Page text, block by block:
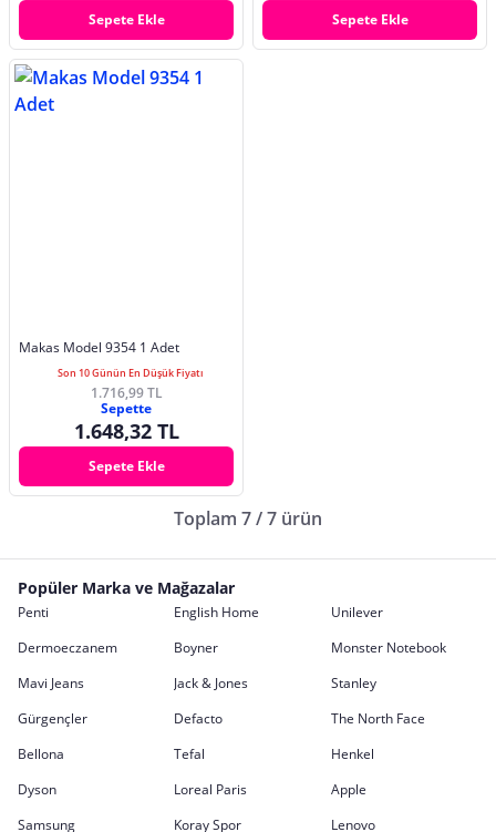
Sepete Ekle
Sepete Ekle
Makas Model 9354 1 Adet
Son 10 Günün En Düşük Fiyatı
1.716,99 TL
Sepette
1.648,32 TL
Sepete Ekle
Toplam 7 / 7 ürün
Popüler Marka ve Mağazalar
Penti English Home
Unilever
Dermoeczanem
Boyner
Monster Notebook
Mavi Jeans
Jack & Jones
Stanley
Gürgençler
Defacto
The North Face
Bellona
Tefal
Henkel
Dyson
Loreal Paris
Apple
Samsung
Koray Spor Lenovo